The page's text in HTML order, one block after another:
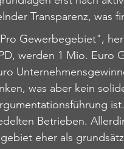
Transparenz, was
Gewerbegebiet",
werden 1 Mio. Euro
was aber kein
Betrieben.
eher als